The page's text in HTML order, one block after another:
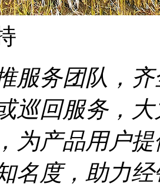
服务团队，
巡回服务，
为产品用户
名度，助力